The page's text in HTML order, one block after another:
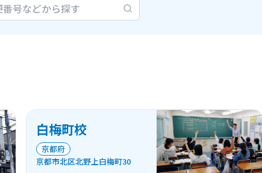
白梅町校
京都府
京都市北区北野上白梅町30